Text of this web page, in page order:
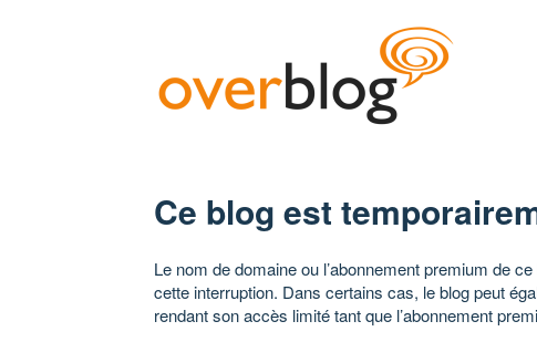
Ce blog est
Le nom de domaine ou l’abonnement premium de
cette interruption. Dans certains cas, le blog peut
rendant son accès limité tant que l’abonnement